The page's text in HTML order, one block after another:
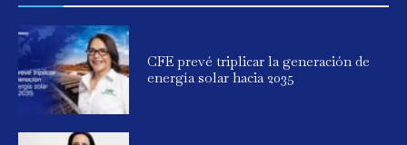
CFE prevé triplicar la generación de
energía solar hacia 2035